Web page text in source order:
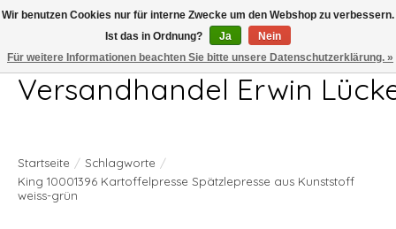
Telefon 04407 715872 MO-DO 7.00-17.00Uhr FR 7.00-13.00Uhr
Versandhandel Erwin
Startseite / Schlagworte /
King 10001396 Kartoffelpresse Spätzlepresse aus Kunststoff
weiss-grün
Wir benutzen Cookies nur für interne Zwecke um den Webshop zu verbessern.
Ist das in Ordnung?
Ja
Nein
Für weitere Informationen beachten Sie bitte unsere Datenschutzerklärung. »